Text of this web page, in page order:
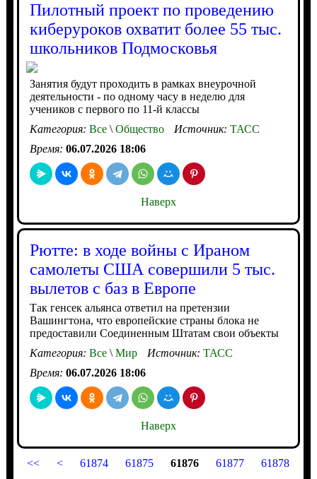
Пилотный проект по проведению
киберуроков охватит более 55 тыс.
школьников Подмосковья
Занятия будут проходить в рамках внеурочной
деятельности - по одному часу в неделю для
учеников с первого по 11-й классы
Категория: Все\Общество Источник: ТАСС
Время: 06.07.2026 18:06
Наверх
Рютте: в ходе войны с Ираном
самолеты США совершили 5 тыс.
вылетов с баз в Европе
Так генсек альянса ответил на претензии
Вашингтона, что европейские страны блока не
предоставили Соединенным Штатам свои объекты
Категория: Все\Мир Источник: ТАСС
Время: 06.07.2026 18:06
Наверх
<< < 61874 61875 61876 61877 61878